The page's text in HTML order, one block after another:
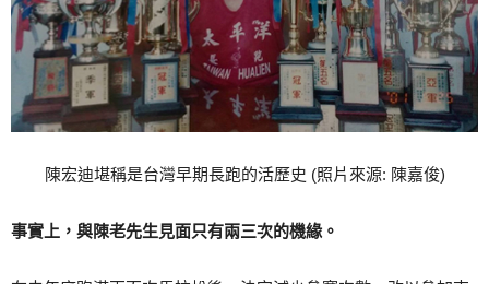
陳宏迪堪稱是台灣早期長跑的活歷史 (照片來源: 陳嘉俊)
事實上，與陳老先生見面只有兩三次的機緣。